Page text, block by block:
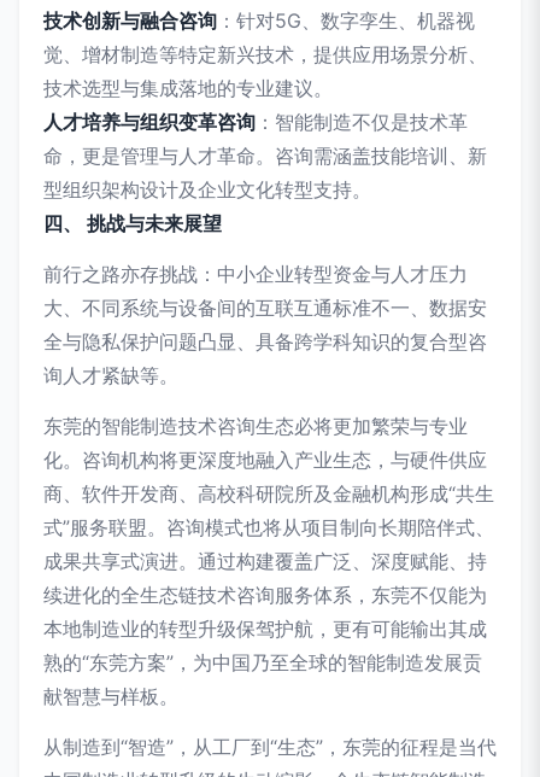
技术创新与融合咨询 ：针对5G、数字孪生、机器视
觉、增材制造等特定新兴技术，提供应用场景分析、
技术选型与集成落地的专业建议。
人才培养与组织变革咨询 ：智能制造不仅是技术革
命，更是管理与人才革命。咨询需涵盖技能培训、新
型组织架构设计及企业文化转型支持。
四、 挑战与未来展望
前行之路亦存挑战：中小企业转型资金与人才压力
大、不同系统与设备间的互联互通标准不一、数据安
全与隐私保护问题凸显、具备跨学科知识的复合型咨
询人才紧缺等。
东莞的智能制造技术咨询生态必将更加繁荣与专业
化。咨询机构将更深度地融入产业生态，与硬件供应
商、软件开发商、高校科研院所及金融机构形成“共生
式”服务联盟。咨询模式也将从项目制向长期陪伴式、
成果共享式演进。通过构建覆盖广泛、深度赋能、持
续进化的全生态链技术咨询服务体系，东莞不仅能为
本地制造业的转型升级保驾护航，更有可能输出其成
熟的“东莞方案”，为中国乃至全球的智能制造发展贡
献智慧与样板。
从制造到“智造”，从工厂到“生态”，东莞的征程是当代